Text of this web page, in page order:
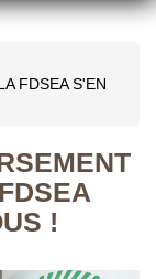
FDSEA S'EN
!